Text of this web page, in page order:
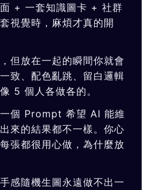
+ 一套知識圖卡 + 社群
視覺時，麻煩才真的開
但放在一起的瞬間你就會
致、配色亂跳、留白邏輯
5 個人各做各的。
個 Prompt 希望 AI 能維
來的結果都不一樣。你心
張都很用心做，為什麼放
感隨機生圖永遠做不出一